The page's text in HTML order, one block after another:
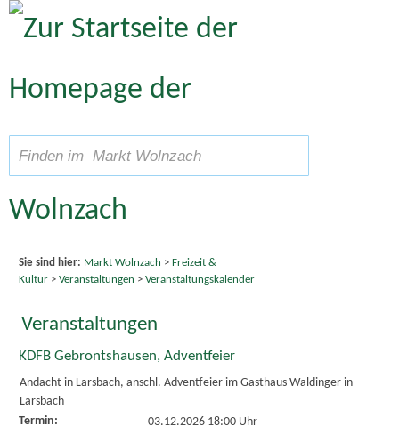
Zum Inhalt
Schriftgröße A A A
Sie sind hier: Markt Wolnzach > Freizeit &
Kultur> Veranstaltungen > Veranstaltungskalender
Veranstaltungen
KDFB Gebrontshausen, Adventfeier
Andacht in Larsbach, anschl. Adventfeier im Gasthaus Waldinger in
Larsbach
Termin:
03.12.2026 18:00 Uhr